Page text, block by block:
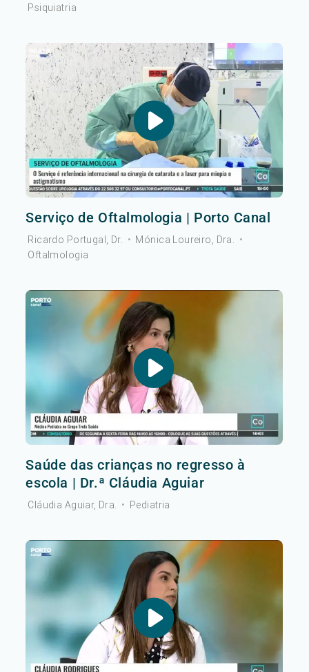
Psiquiatria
Serviço de Oftalmologia | Porto Canal
Ricardo Portugal, Dr. • Mónica Loureiro, Dra. •
Oftalmologia
Saúde das crianças no regresso à
escola | Dr.ª Cláudia Aguiar
Cláudia Aguiar, Dra. • Pediatria